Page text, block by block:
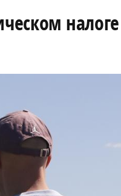
налоге